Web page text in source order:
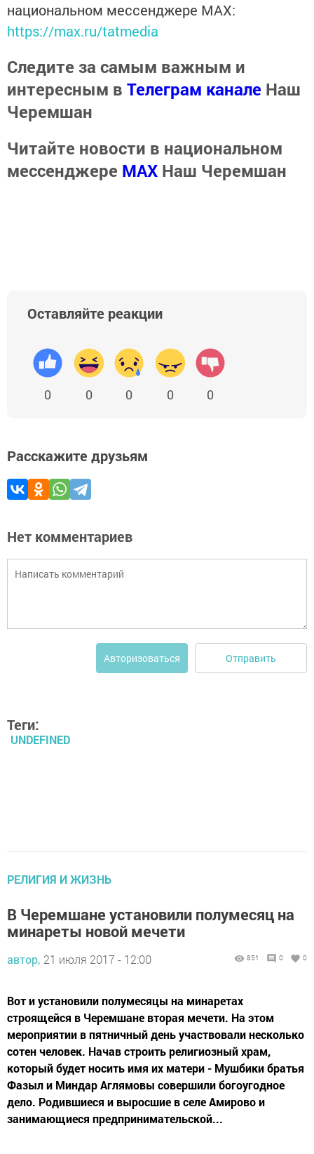
национальном мессенджере MАХ:
https://max.ru/tatmedia
Следите за самым важным и
интересным в Телеграм канале Наш
Черемшан
Читайте новости в национальном
мессенджере MАХ Наш Черемшан
Оставляйте реакции
0 0 0 0 0
Расскажите друзьям
Нет комментариев
Авторизоваться Отправить
Теги:
UNDEFINED
РЕЛИГИЯ И ЖИЗНЬ
В Черемшане установили полумесяц на
минареты новой мечети
автор, 21 июля 2017 - 12:00 851 0 0
Вот и установили полумесяцы на минаретах
строящейся в Черемшане вторая мечети. На этом
мероприятии в пятничный день участвовали несколько
сотен человек. Начав строить религиозный храм,
который будет носить имя их матери - Мушбики братья
Фазыл и Миндар Аглямовы совершили богоугодное
дело. Родившиеся и выросшие в селе Амирово и
занимающиеся предпринимательской...